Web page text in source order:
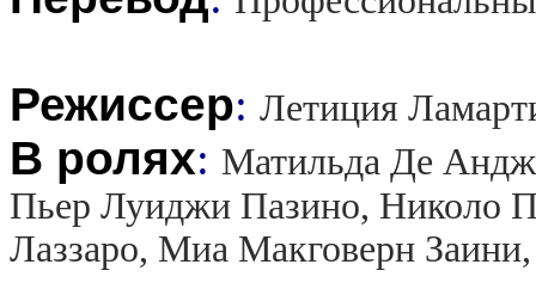
Режиссер: Летиция
В ролях: Матильда Де
Пьер Луиджи Пазино, Николо
Лаззаро, Миа Макговерн